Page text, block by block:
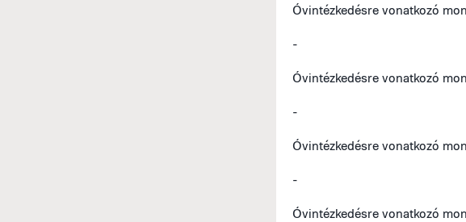
Óvintézkedésre vonatkozó
-
Óvintézkedésre vonatkozó
-
Óvintézkedésre vonatkozó
-
Óvintézkedésre vonatkozó